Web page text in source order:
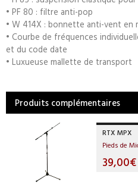
• PF 80 : filtre anti-pop
• W 414X : bonnette anti-vent en
• Courbe de fréquences
et du code date
• Luxueuse mallette de transport
Produits complémentaires
RTX MPX
Pieds de
39,00€